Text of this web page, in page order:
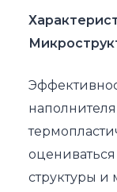
структуры